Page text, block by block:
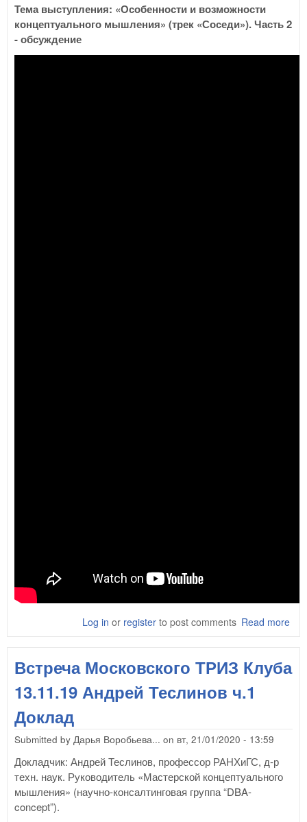
Тема выступления: «Особенности и возможности
концептуального мышления» (трек «Соседи»). Часть 2
- обсуждение
Read more
Log in or register to post comments
Встреча Московского ТРИЗ Клуба
13.11.19 Андрей Теслинов ч.1
Доклад
Submitted by Дарья Воробьева... on вт, 21/01/2020 - 13:59
Докладчик: Андрей Теслинов, профессор РАНХиГС, д-р
техн. наук. Руководитель «Мастерской концептуального
мышления» (научно-консалтинговая группа “DBA-
concept”).